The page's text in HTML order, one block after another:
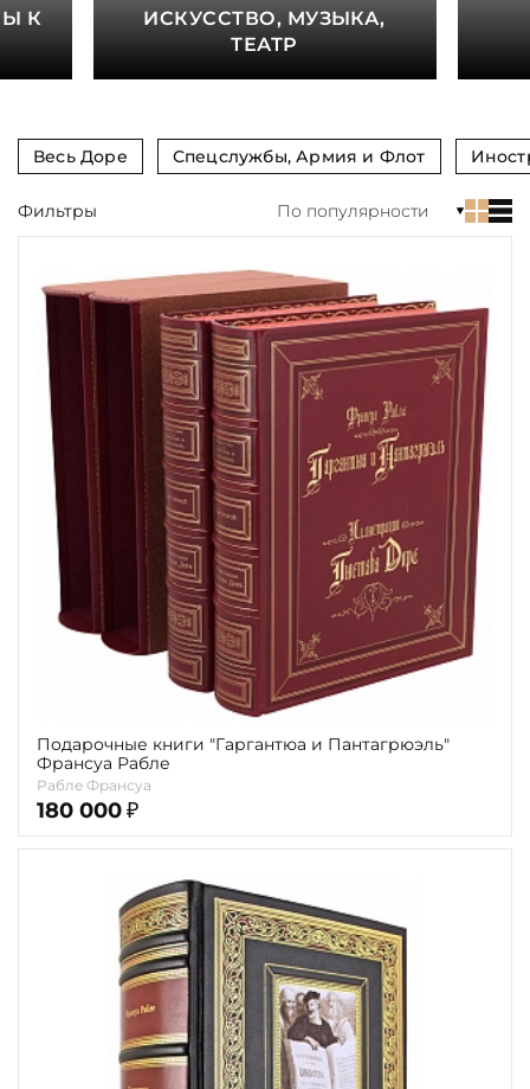
К
ИСКУССТВО, МУЗЫКА,
ТЕАТР
Весь Доре Спецслужбы, Армия и Флот
Язык
Обрез
Тиснение
Пол и возраст
Кому
Повод
Религия
Теги
Переплёт
Наличие
Фильтры По популярности
Подарочные книги "Гаргантюа и Пантагрюэль"
Франсуа Рабле
Рабле Франсуа
180 000 ₽